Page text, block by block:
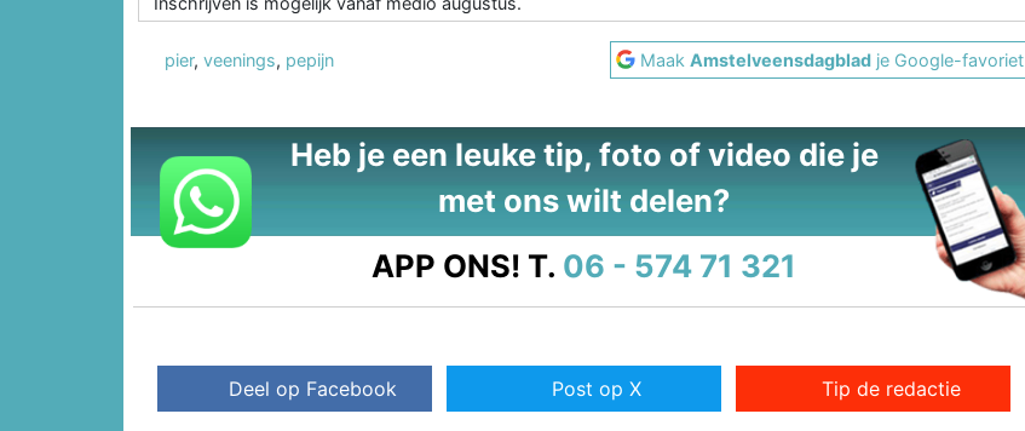
pier, veenings, pepijn MaakAmstelveensdagblad je Google-favoriet
Heb je een leuke tip, foto of video die je
met ons wilt delen?
APP ONS! T. 06 - 574 71 321
Deel op Facebook Post op X Tip de redactie